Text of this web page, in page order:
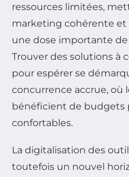
ressources limitées,
marketing cohérente
une dose importante
Trouver des solutions à
pour espérer se
concurrence accrue, où
bénéficient de budgets
confortables.
La digitalisation des
toutefois un nouvel